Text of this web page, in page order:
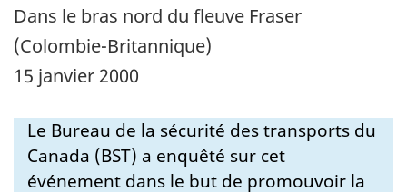
Dans le bras nord du fleuve Fraser
(Colombie-Britannique)
15 janvier 2000
Le Bureau de la sécurité des transports du
Canada (BST) a enquêté sur cet
événement dans le but de promouvoir la